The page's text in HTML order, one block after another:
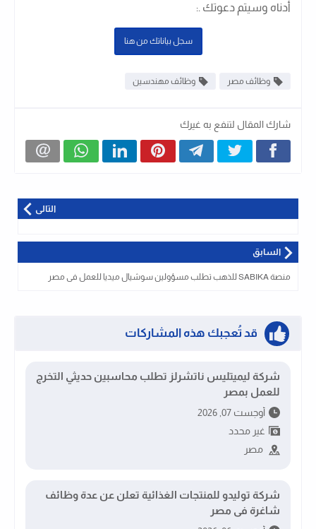
أدناه وسيتم دعوتك .:
سجل بياناتك من هنا
وظائف مصر وظائف مهندسين
شارك المقال لتنفع به غيرك
التالى
السابق
منصة SABIKA للذهب تطلب مسؤولين سوشيال ميديا للعمل فى مصر
قد تُعجبك هذه المشاركات
شركة ليميتليس ناتشرلز تطلب محاسبين حديثي التخرج
للعمل بمصر
أوجست 07, 2026
غير محدد
مصر
شركة توليدو للمنتجات الغذائية تعلن عن عدة وظائف
شاغرة فى مصر